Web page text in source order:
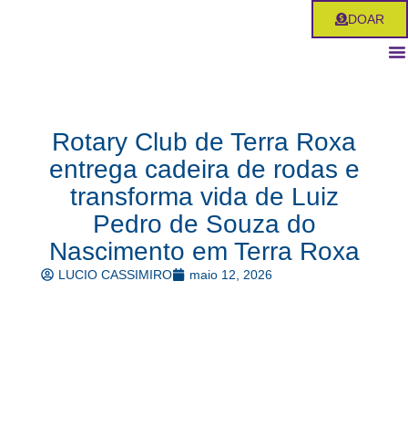
DOAR
Rotary Club de Terra Roxa
entrega cadeira de rodas e
transforma vida de Luiz
Pedro de Souza do
Nascimento em Terra Roxa
LUCIO CASSIMIRO maio 12, 2026